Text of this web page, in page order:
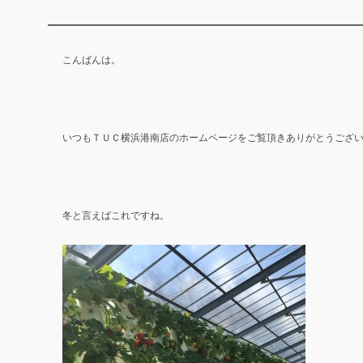
こんばんは。
いつもＴＵＣ横浜港南店のホームページをご覧頂きありがとうござ
冬と言えばこれですね。